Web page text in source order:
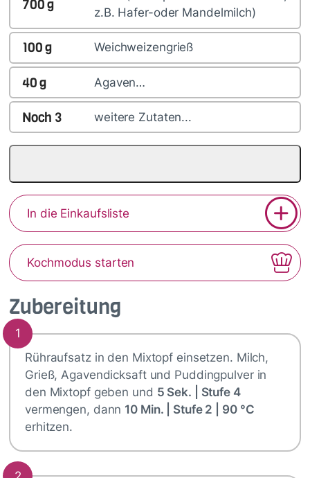
Zubereitung
1
Rühraufsatz in den Mixtopf einsetzen. Milch,
Grieß, Agavendicksaft und Puddingpulver in
den Mixtopf geben und 5 Sek. | Stufe 4
vermengen, dann 10 Min. | Stufe 2 | 90 °C
erhitzen.
700g
z.B. Hafer-oder Mandelmilch)
100g Weichweizengrieß
40g Agaven…
Noch 3 weitere Zutaten...
In die Einkaufsliste
Kochmodus starten